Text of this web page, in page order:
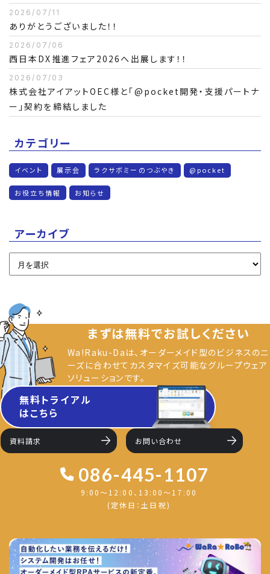
2026/07/11
ありがとうございました！！
2026/07/06
西日本DX推進フェア2026へ出展します！！
2026/07/03
株式会社アイアットOEC様と「@pocket開発・支援パートナ
ー」契約を締結しました
カテゴリー
イベント 展示会 ラクサボミーのつぶやき @pocket
お役立ち情報 お知らせ
アーカイブ
まずは無料でお試しください
Wa!Raku-Daは、オーダーメイド型のビジネスのニ
ーズに合わせてカスタマイズ可能なグループウェア
ソリューションです。
無料トライアル
はこちら
資料請求 お問い合わせ
086-445-1107
9:00～12:00、13:00〜17:00
(定休日：土日祝)